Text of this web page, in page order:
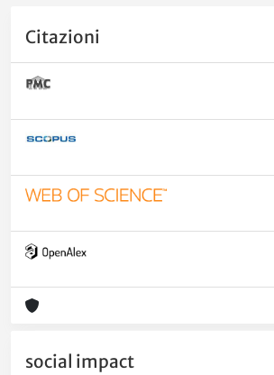
Citazioni
social impact